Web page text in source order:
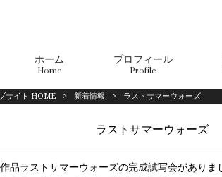
ホーム
Home
プロフィール
Profile
サイト HOME > 新着情報 > ラストサマーウォーズ
ラストサマーウォーズ
品ラストサマーウォーズの完成試写会があり